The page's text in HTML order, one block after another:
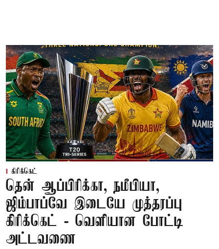
கிரிக்கெட்
தென் ஆப்பிரிக்கா, நமீபியா,
ஜிம்பாப்வே இடையே முத்தரப்பு
கிரிக்கெட் - வெளியான போட்டி
அட்டவணை